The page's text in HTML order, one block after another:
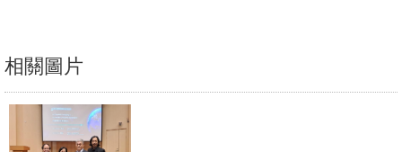
文
件
心
輔
相關圖片